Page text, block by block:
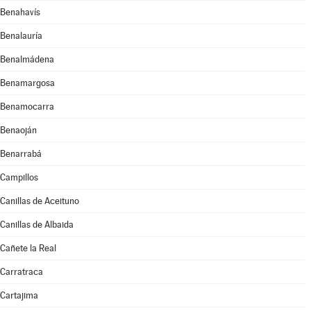
Benahavís
Benalauría
Benalmádena
Benamargosa
Benamocarra
Benaoján
Benarrabá
Campillos
Canillas de Aceituno
Canillas de Albaida
Cañete la Real
Carratraca
Cartajima